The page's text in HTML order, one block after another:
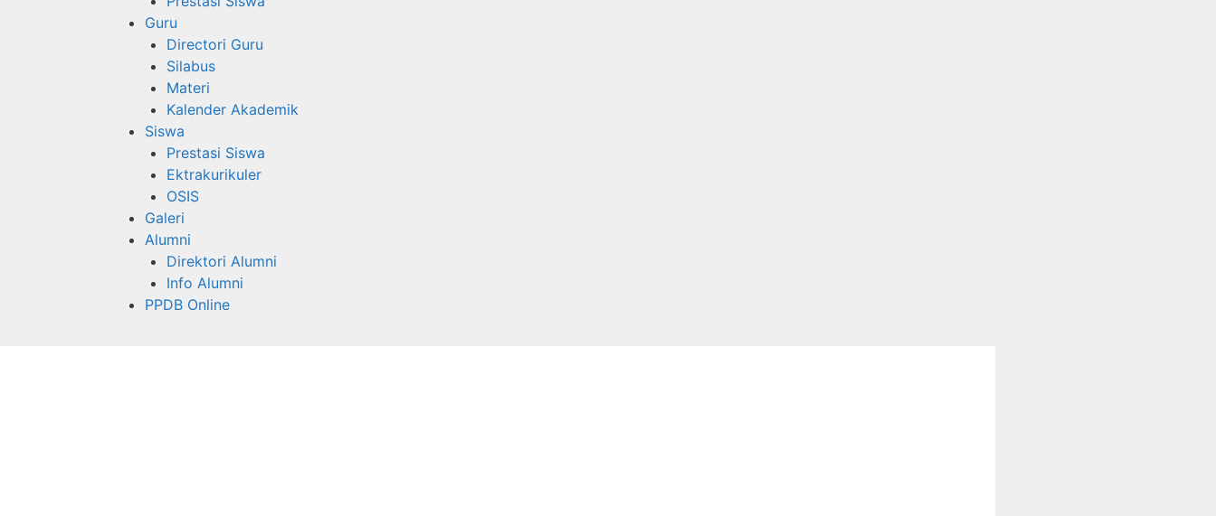
Guru
Directori Guru
Silabus
Materi
Kalender Akademik
Siswa
Prestasi Siswa
Ektrakurikuler
OSIS
Galeri
Alumni
Direktori Alumni
Info Alumni
PPDB Online